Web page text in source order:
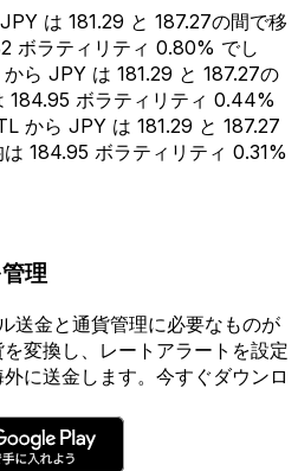
は 181.29 と 187.27の間で移
ボラティリティ 0.80% でし
ら JPY は 181.29 と 187.27の
184.95 ボラティリティ 0.44%
から JPY は 181.29 と 187.27
184.95 ボラティリティ 0.31%
理
送金と通貨管理に必要なものが
変換し、レートアラートを設定
に送金します。今すぐダウンロ